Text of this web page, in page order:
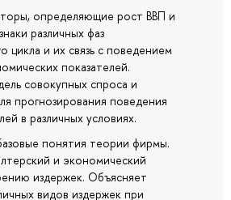
определяющие рост ВВП и
различных фаз
цикла и их связь с поведением
показателей.
совокупных спроса и
прогнозирования поведения
в различных условиях.
понятия теории фирмы.
и экономический
издержек. Объясняет
видов издержек при